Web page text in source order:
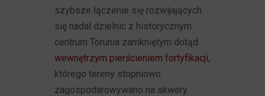
szybsze łączenie się rozwijających
się nadal dzielnic z historycznym
centrum Torunia zamkniętym dotąd
wewnętrzym pierścieniem fortyfikacji,
którego tereny stopniowo
zagospodarowywano na skwery